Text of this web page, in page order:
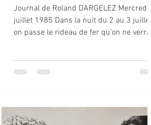
Journal de Roland DARGELEZ Mercredi 3
juillet 1985 Dans la nuit du 2 au 3 juillet,
on passe le rideau de fer qu’on ne verra